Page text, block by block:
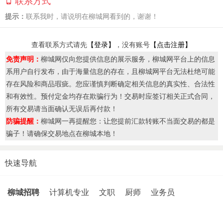
提示： 联系我时，请说明在柳城网看到的，谢谢！
查看联系方式请先 【登录】 ，没有账号 【点击注册】
免责声明： 柳城网仅向您提供信息的展示服务，柳城网平台上的信息
系用户自行发布，由于海量信息的存在，且柳城网平台无法杜绝可能
存在风险和商品瑕疵。您应谨慎判断确定相关信息的真实性、合法性
和有效性。预付定金均存在欺骗行为！交易时应签订相关正式合同，
所有交易请当面确认无误后再付款！
防骗提醒： 柳城网一再提醒您：让您提前汇款转账不当面交易的都是
骗子！请确保交易地点在柳城本地！
快速导航
柳城招聘 计算机专业 文职 厨师
业务员